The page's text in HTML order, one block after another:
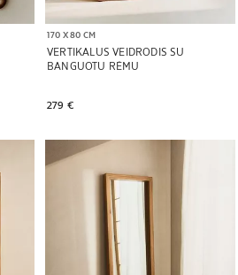
170 X 80 CM
VERTIKALUS VEIDRODIS SU
BANGUOTU RĖMU
279 €
Paveikslėlis pakeistas į 1 iš 6